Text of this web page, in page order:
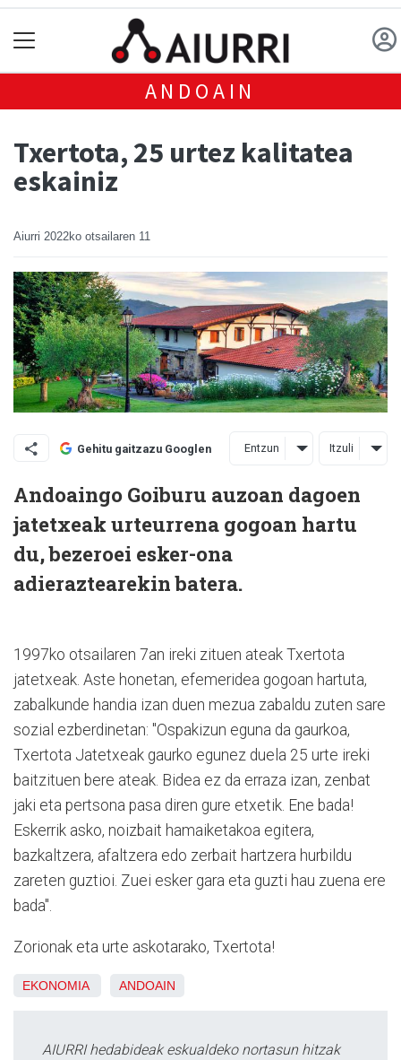
ANDOAIN
Txertota, 25 urtez kalitatea
eskainiz
Aiurri 2022ko otsailaren 11
Gehitu gaitzazu Googlen Entzun Itzuli
Andoaingo Goiburu auzoan dagoen
jatetxeak urteurrena gogoan hartu
du, bezeroei esker-ona
adieraztearekin batera.
1997ko otsailaren 7an ireki zituen ateak Txertota
jatetxeak. Aste honetan, efemeridea gogoan hartuta,
zabalkunde handia izan duen mezua zabaldu zuten sare
sozial ezberdinetan: "Ospakizun eguna da gaurkoa,
Txertota Jatetxeak gaurko egunez duela 25 urte ireki
baitzituen bere ateak. Bidea ez da erraza izan, zenbat
jaki eta pertsona pasa diren gure etxetik. Ene bada!
Eskerrik asko, noizbait hamaiketakoa egitera,
bazkaltzera, afaltzera edo zerbait hartzera hurbildu
zareten guztioi. Zuei esker gara eta guzti hau zuena ere
bada".
Zorionak eta urte askotarako, Txertota!
EKONOMIA ANDOAIN
AIURRI hedabideak eskualdeko nortasun hitzak